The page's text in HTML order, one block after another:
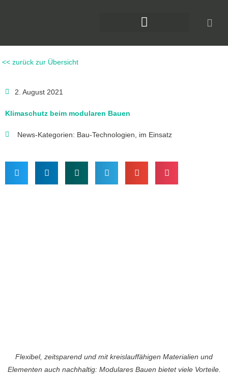
<< zurück zur Übersicht
2. August 2021
Klimaschutz beim modularen Bauen
News-Kategorien: Bau-Technologien im Einsatz
Flexibel, zeitsparend und mit kreislauffähigen Materialien und
Elementen auch nachhaltig: Modulares Bauen bietet viele Vorteile.